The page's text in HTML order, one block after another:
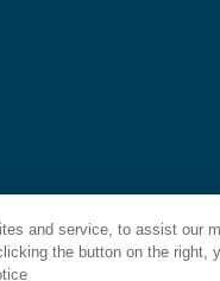
and service, to assist our
the button on the right,